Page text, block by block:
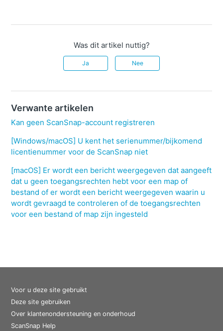
Was dit artikel nuttig?
Ja Nee
Verwante artikelen
Kan geen ScanSnap-account registreren
[Windows/macOS] U kent het serienummer/bijkomend
licentienummer voor de ScanSnap niet
[macOS] Er wordt een bericht weergegeven dat aangeeft
dat u geen toegangsrechten hebt voor een map of
bestand of er wordt een bericht weergegeven waarin u
wordt gevraagd te controleren of de toegangsrechten
voor een bestand of map zijn ingesteld
Voor u deze site gebruikt
Deze site gebruiken
Over klantenondersteuning en onderhoud
ScanSnap Help